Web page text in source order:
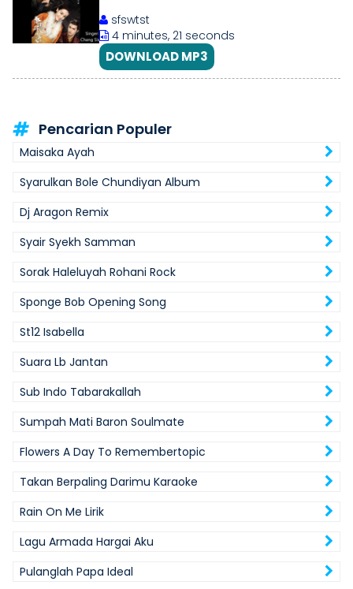
sfswtst
4 minutes, 21 seconds
DOWNLOAD MP3
Pencarian Populer
Maisaka Ayah
Syarulkan Bole Chundiyan Album
Dj Aragon Remix
Syair Syekh Samman
Sorak Haleluyah Rohani Rock
Sponge Bob Opening Song
St12 Isabella
Suara Lb Jantan
Sub Indo Tabarakallah
Sumpah Mati Baron Soulmate
Flowers A Day To Remembertopic
Takan Berpaling Darimu Karaoke
Rain On Me Lirik
Lagu Armada Hargai Aku
Pulanglah Papa Ideal